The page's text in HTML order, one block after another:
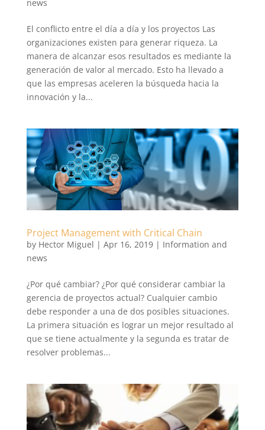
news
El conflicto entre el día a día y los proyectos Las
organizaciones existen para generar riqueza. La
manera de alcanzar esos resultados es mediante la
generación de valor al mercado. Esto ha llevado a
que las empresas aceleren la búsqueda hacia la
innovación y la...
Project Management with Critical Chain
by Hector Miguel | Apr 16, 2019| Information and
news
¿Por qué cambiar? ¿Por qué considerar cambiar la
gerencia de proyectos actual? Cualquier cambio
debe responder a una de dos posibles situaciones.
La primera situación es lograr un mejor resultado al
que se tiene actualmente y la segunda es tratar de
resolver problemas...